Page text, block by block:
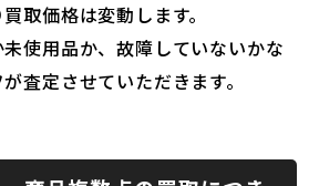
取価格は変動します。
使用品か、故障していないかな
査定させていただきます。